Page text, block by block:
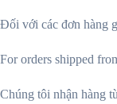
Đối với các đơn hàng
For orders shipped
Chúng tôi nhận hàng